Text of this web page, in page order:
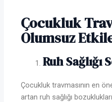
Çocukluk
Olumsuz
Ruh Sağlığı
Çocukluk travmasının en
artan ruh sağlığı